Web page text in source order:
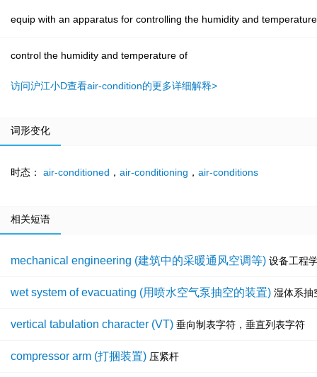
equip with an apparatus for controlling the humidity and temperature
control the humidity and temperature of
访问沪江小D查看air-condition的更多详细解释>
词形变化
时态： air-conditioned ， air-conditioning ， air-conditions
相关短语
mechanical engineering (建筑中的采暖通风空调等) 设备工程
wet system of evacuating (用喷水空气泵抽空的装置) 湿体系抽
vertical tabulation character (VT) 垂向制表字符，垂直列表字符
compressor arm (打捆装置) 压紧杆